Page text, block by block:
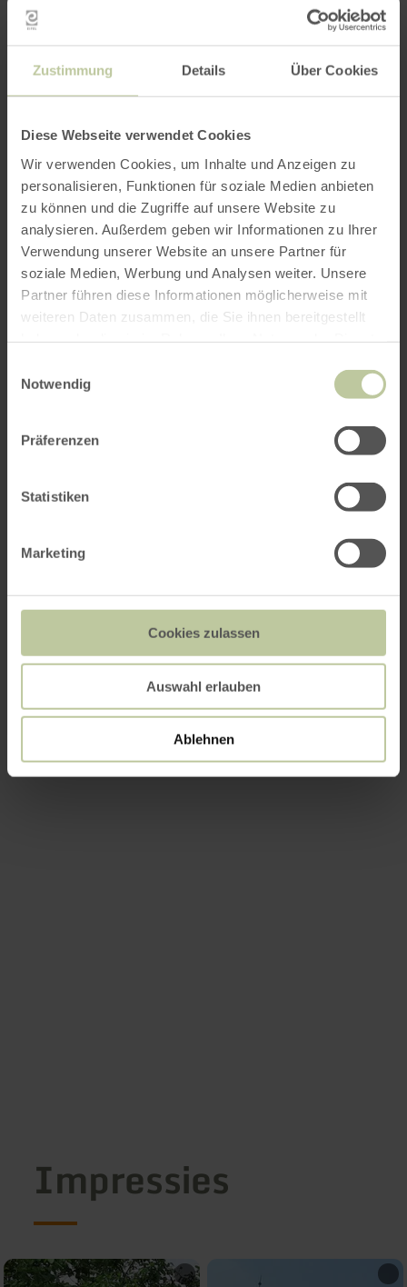
Zustimmung Details Über Cookies
Diese Webseite verwendet Cookies
Wir verwenden Cookies, um Inhalte und Anzeigen zu
personalisieren, Funktionen für soziale Medien anbieten
zu können und die Zugriffe auf unsere Website zu
analysieren. Außerdem geben wir Informationen zu Ihrer
Verwendung unserer Website an unsere Partner für
soziale Medien, Werbung und Analysen weiter. Unsere
Partner führen diese Informationen möglicherweise mit
weiteren Daten zusammen, die Sie ihnen bereitgestellt
Notwendig
Präferenzen
Statistiken
Marketing
Cookies zulassen
Auswahl erlauben
Ablehnen
Impressies